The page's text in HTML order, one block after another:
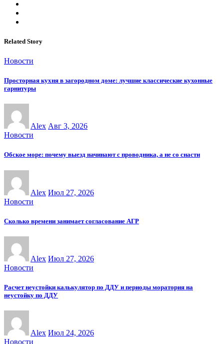
Related Story
Новости
Просторная кухня в загородном доме: лучшие классические кухонные
гарнитуры
Alex Авг 3, 2026
Новости
Обское море: почему выезд начинают с проводника, а не со снасти
Alex Июл 27, 2026
Новости
Сколько времени занимает согласование АГР
Alex Июл 27, 2026
Новости
Расчет неустойки калькулятор по ДДУ и периоды моратория на
неустойку по ДДУ
Alex Июл 24, 2026
Новости